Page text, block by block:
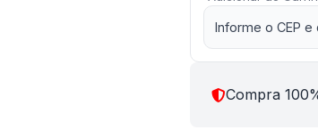
Informe o CEP
Compra